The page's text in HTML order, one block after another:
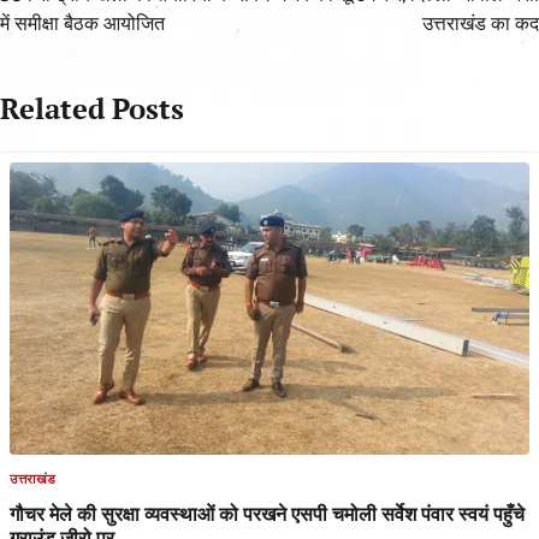
में समीक्षा बैठक आयोजित
उत्तराखंड का कद
Related Posts
उत्तराखंड
गौचर मेले की सुरक्षा व्यवस्थाओं को परखने एसपी चमोली सर्वेश पंवार स्वयं पहुँचे